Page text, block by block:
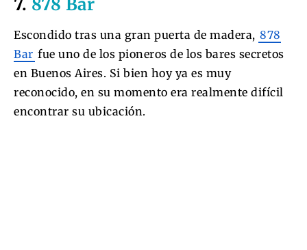
7. 878 Bar
Escondido tras una gran puerta de madera, 878
Bar fue uno de los pioneros de los bares secretos
en Buenos Aires. Si bien hoy ya es muy
reconocido, en su momento era realmente difícil
encontrar su ubicación.